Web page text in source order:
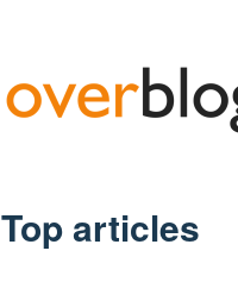
Top articles